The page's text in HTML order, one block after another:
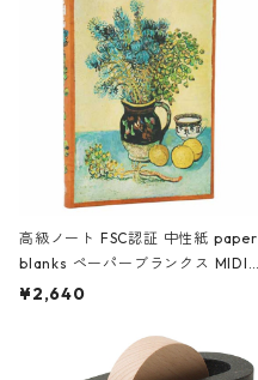
高級ノート FSC認証 中性紙 paper
blanks ペーパーブランクス MIDI
ハードカバー 罫線 ヴァン・ゴッホ
¥2,640